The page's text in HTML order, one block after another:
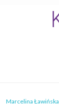
Marcelina Ławińska